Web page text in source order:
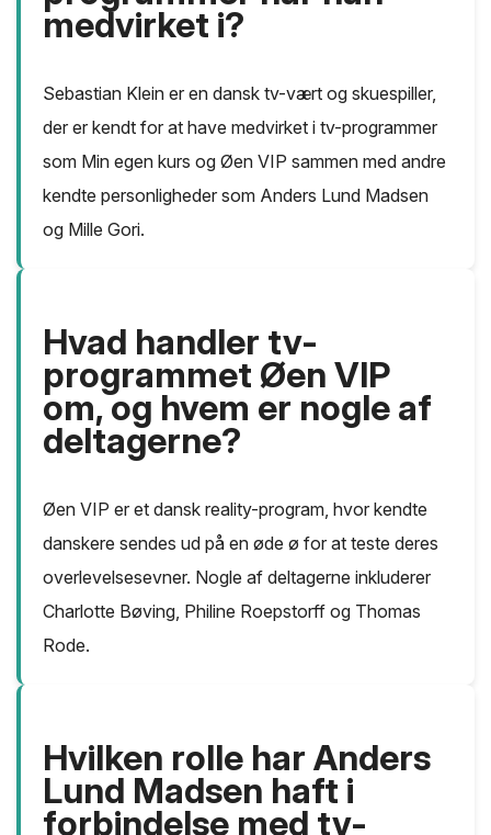
medvirket i?
Sebastian Klein er en dansk tv-vært og skuespiller,
der er kendt for at have medvirket i tv-programmer
som Min egen kurs og Øen VIP sammen med andre
kendte personligheder som Anders Lund Madsen
og Mille Gori.
Hvad handler tv-
programmet Øen VIP
om, og hvem er nogle af
deltagerne?
Øen VIP er et dansk reality-program, hvor kendte
danskere sendes ud på en øde ø for at teste deres
overlevelsesevner. Nogle af deltagerne inkluderer
Charlotte Bøving, Philine Roepstorff og Thomas
Rode.
Hvilken rolle har Anders
Lund Madsen haft i
forbindelse med tv-